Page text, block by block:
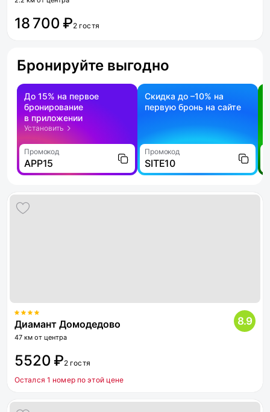
18 700 ₽2 гостя
Бронируйте выгодно
До 15% на первое
бронирование
в приложении
Установить
Промокод
APP15
Скидка до –10% на
первую бронь на сайте
Промокод
SITE10
Диамант Домодедово
47 км от центра
8.9
5520 ₽2 гостя
Остался 1 номер по этой цене